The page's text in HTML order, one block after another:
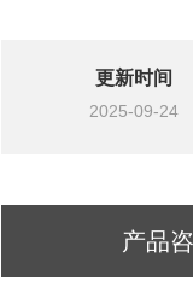
更新时间
2025-09-24
产品